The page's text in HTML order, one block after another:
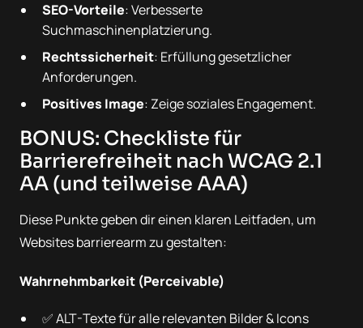
SEO-Vorteile: Verbesserte
Suchmaschinenplatzierung.
Rechtssicherheit: Erfüllung gesetzlicher
Anforderungen.
Positives Image: Zeige soziales Engagement.
BONUS: Checkliste für
Barrierefreiheit nach WCAG 2.1
AA (und teilweise AAA)
Diese Punkte geben dir einen klaren Leitfaden, um
Websites barrierearm zu gestalten:
Wahrnehmbarkeit (Perceivable)
✅ ALT-Texte für alle relevanten Bilder & Icons